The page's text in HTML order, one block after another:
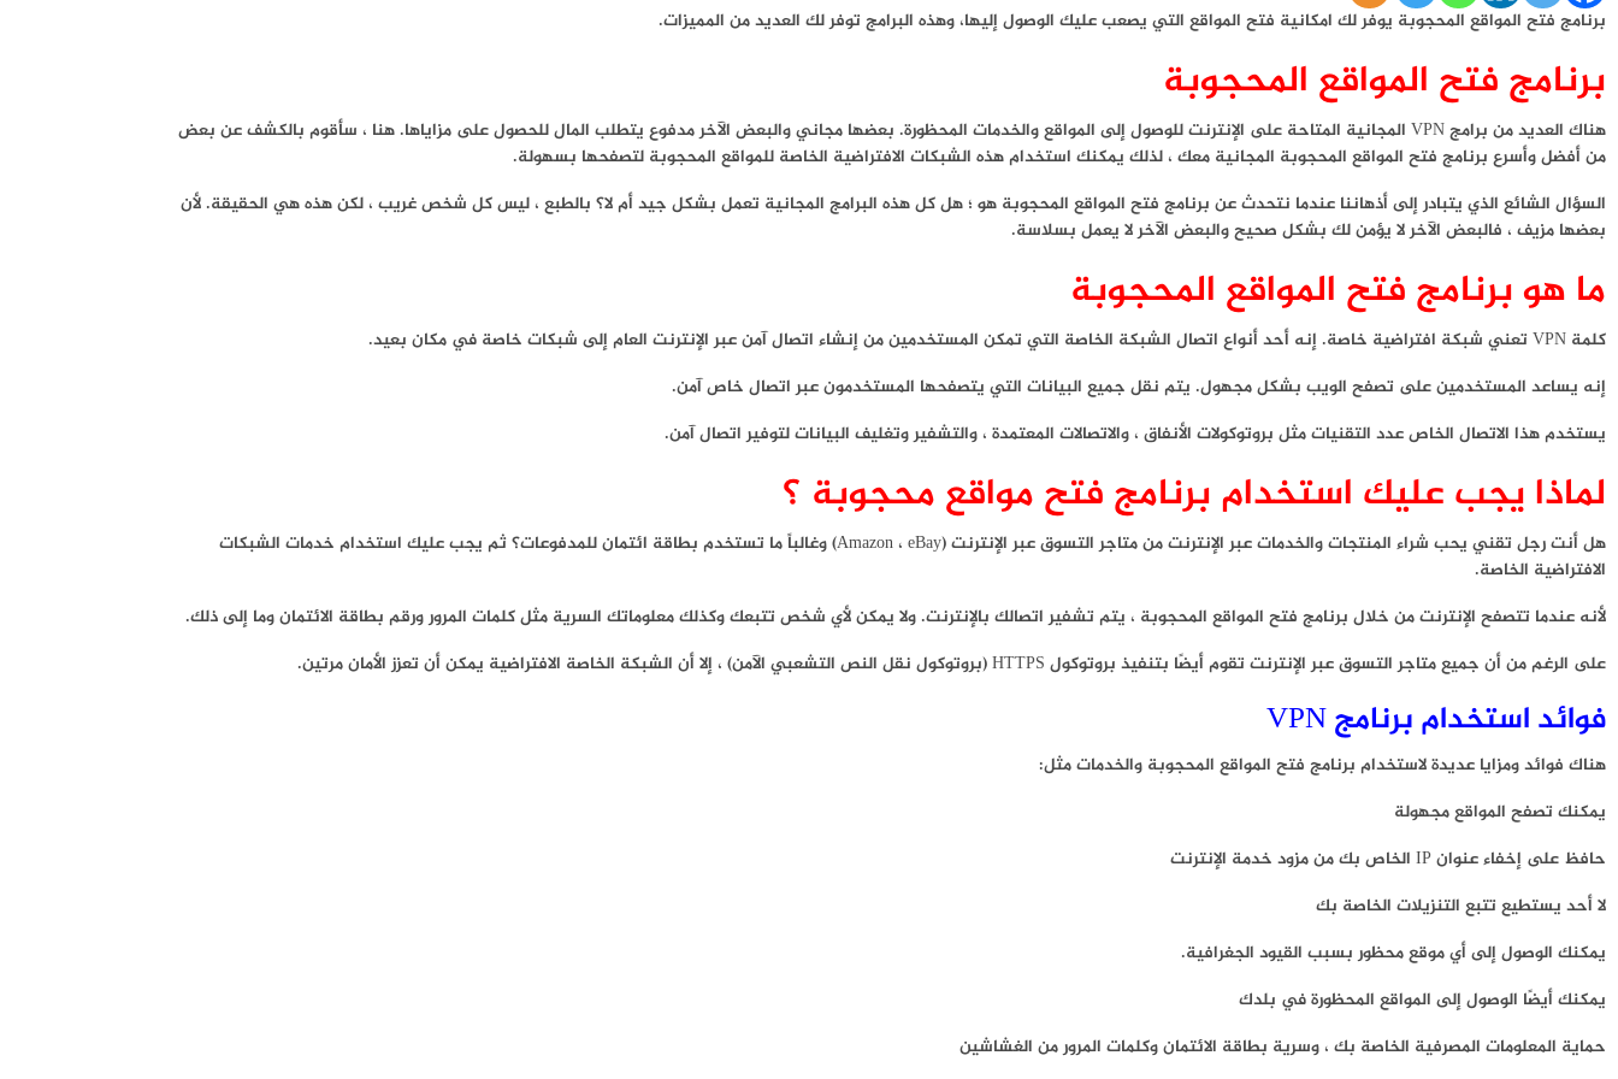
برنامج فتح المواقع المحجوبة يوفر لك امكانية فتح المواقع التي يصعب عليك الوصول إليها، وهذه البرامج توفر لك العديد من المميزات.
برنامج فتح المواقع المحجوبة
هناك العديد من برامج VPN المجانية المتاحة على الإنترنت للوصول إلى المواقع والخدمات المحظورة. بعضها مجاني والبعض الآخر مدفوع يتطلب المال للحصول على مزاياها. هنا ، سأقوم بالكشف عن بعض
من أفضل وأسرع برنامج فتح المواقع المحجوبة المجانية معك ، لذلك يمكنك استخدام هذه الشبكات الافتراضية الخاصة للمواقع المحجوبة لتصفحها بسهولة.
السؤال الشائع الذي يتبادر إلى أذهاننا عندما نتحدث عن برنامج فتح المواقع المحجوبة هو ؛ هل كل هذه البرامج المجانية تعمل بشكل جيد أم لا؟ بالطبع ، ليس كل شخص غريب ، لكن هذه هي الحقيقة. لأن
بعضها مزيف ، فالبعض الآخر لا يؤمن لك بشكل صحيح والبعض الآخر لا يعمل بسلاسة.
ما هو برنامج فتح المواقع المحجوبة
كلمة VPN تعني شبكة افتراضية خاصة. إنه أحد أنواع اتصال الشبكة الخاصة التي تمكن المستخدمين من إنشاء اتصال آمن عبر الإنترنت العام إلى شبكات خاصة في مكان بعيد.
إنه يساعد المستخدمين على تصفح الويب بشكل مجهول. يتم نقل جميع البيانات التي يتصفحها المستخدمون عبر اتصال خاص آمن.
يستخدم هذا الاتصال الخاص عدد التقنيات مثل بروتوكولات الأنفاق ، والاتصالات المعتمدة ، والتشفير وتغليف البيانات لتوفير اتصال آمن.
لماذا يجب عليك استخدام برنامج فتح مواقع محجوبة ؟
هل أنت رجل تقني يحب شراء المنتجات والخدمات عبر الإنترنت من متاجر التسوق عبر الإنترنت ( Amazon، eBay) وغالباً ما تستخدم بطاقة ائتمان للمدفوعات؟ ثم يجب عليك استخدام خدمات الشبكات
الافتراضية الخاصة.
لأنه عندما تتصفح الإنترنت من خلال برنامج فتح المواقع المحجوبة ، يتم تشفير اتصالك بالإنترنت. ولا يمكن لأي شخص تتبعك وكذلك معلوماتك السرية مثل كلمات المرور ورقم بطاقة الائتمان وما إلى ذلك.
على الرغم من أن جميع متاجر التسوق عبر الإنترنت تقوم أيضًا بتنفيذ بروتوكول HTTPS (بروتوكول نقل النص التشعبي الآمن) ، إلا أن الشبكة الخاصة الافتراضية يمكن أن تعزز الأمان مرتين.
فوائد استخدام برنامج VPN
هناك فوائد ومزايا عديدة لاستخدام برنامج فتح المواقع المحجوبة والخدمات مثل:
يمكنك تصفح المواقع مجهولة
حافظ على إخفاء عنوان IP الخاص بك من مزود خدمة الإنترنت
لا أحد يستطيع تتبع التنزيلات الخاصة بك
يمكنك الوصول إلى أي موقع محظور بسبب القيود الجغرافية.
يمكنك أيضًا الوصول إلى المواقع المحظورة في بلدك
حماية المعلومات المصرفية الخاصة بك ، وسرية بطاقة الائتمان وكلمات المرور من الغشاشين